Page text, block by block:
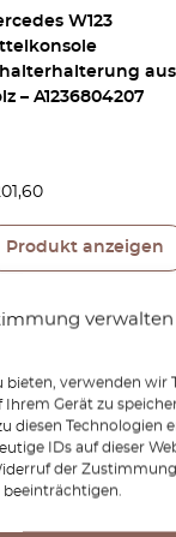
verwalten
bieten, verwenden wir
Gerät zu
diesen Technologien
IDs auf dieser
der
beeinträchtigen.
W123
aus
– A1236804207
Produkt anzeigen